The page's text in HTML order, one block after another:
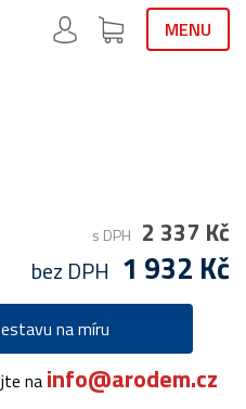
MENU
s DPH 2 337 Kč
bez DPH 1 932 Kč
na míru
na info@arodem.cz